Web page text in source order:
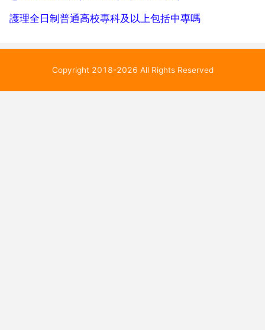
護理全日制普通高校專科及以上包括中專嗎
Copyright 2018-2026 All Rights Reserved